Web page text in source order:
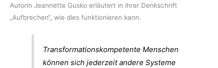
Autorin Jeannette Gusko erläutert in ihrer Denkschrift
„Aufbrechen“, wie dies funktionieren kann.
Transformationskompetente Menschen
können sich jederzeit andere Systeme